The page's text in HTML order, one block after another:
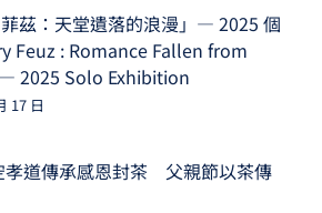
菲茲：天堂遺落的浪漫」— 2025 個
Feuz : Romance Fallen from
2025 Solo Exhibition
17 日
孝道傳承感恩封茶 父親節以茶傳